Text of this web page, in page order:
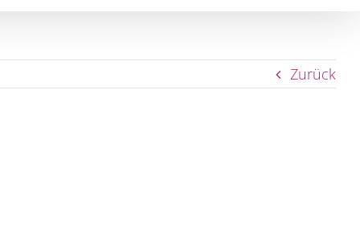
Zurück